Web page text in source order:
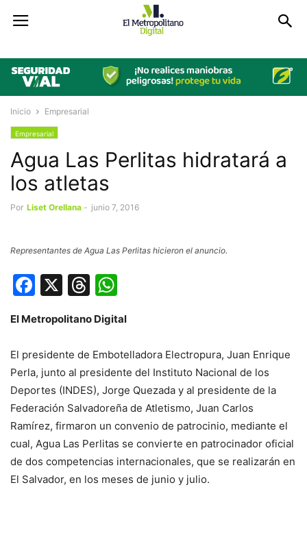
Inicio Empresarial
Empresarial
Agua Las Perlitas hidratará a
los atletas
Por Liset Orellana - junio 7, 2016
Representantes de Agua Las Perlitas hicieron el anuncio.
Facebook
X Threads
El Metropolitano Digital
El presidente de Embotelladora Electropura, Juan Enrique
Perla, junto al presidente del Instituto Nacional de los
Deportes (INDES), Jorge Quezada y al presidente de la
Federación Salvadoreña de Atletismo, Juan Carlos
Ramírez, firmaron un convenio de patrocinio, mediante el
cual, Agua Las Perlitas se convierte en patrocinador oficial
de dos competencias internacionales, que se realizarán en
El Salvador, en los meses de junio y julio.